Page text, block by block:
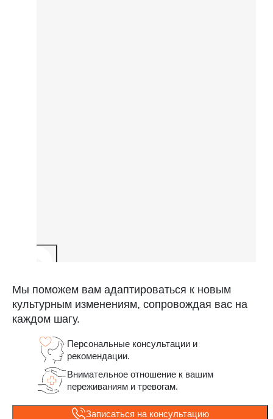
Мы поможем вам адаптироваться к новым
культурным изменениям, сопровождая вас на
каждом шагу.
Персональные консультации и
рекомендации.
Внимательное отношение к вашим
переживаниям и тревогам.
Записаться на консультацию